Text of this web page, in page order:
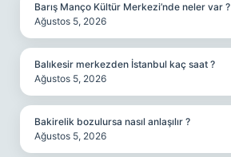
Barış Manço Kültür Merkezi’nde neler var ?
Ağustos 5, 2026
Balıkesir merkezden İstanbul kaç saat ?
Ağustos 5, 2026
Bakirelik bozulursa nasıl anlaşılır ?
Ağustos 5, 2026